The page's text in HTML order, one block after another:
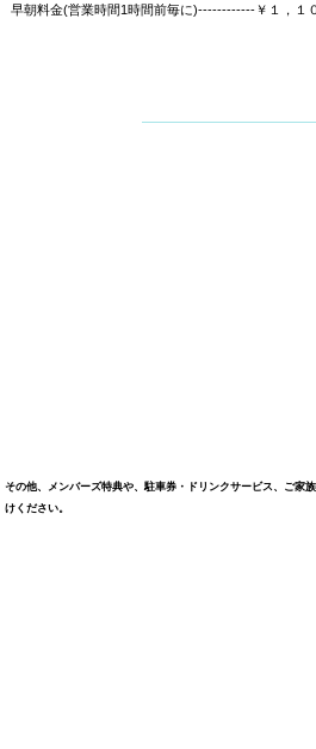
早朝料金(営業時間1時間前毎に)------------￥１，１
その他、メンバーズ特典や、駐車券・ドリンクサービス、ご家
けください。